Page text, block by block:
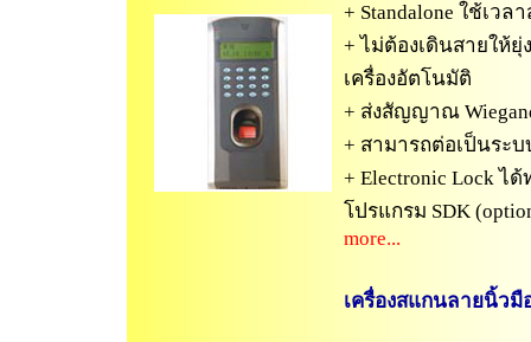
+ Standalone ใช้เว
+ ไม่ต้องเดินสายให้ยุ่
เครื่องอัตโนมัติ
+ ส่งสัญญาณ
+ สามารถต่อเป็นระบ
+ Electronic Lock
โปรแกรม SDK
more...
เครื่องสแกนลายนิ้วมื